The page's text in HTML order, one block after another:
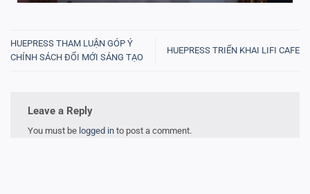
HUEPRESS THAM LUẬN GÓP Ý
CHÍNH SÁCH ĐỔI MỚI SÁNG TẠO
HUEPRESS TRIỂN KHAI LIFI CAFE
Leave a Reply
You must be logged in to post a comment.